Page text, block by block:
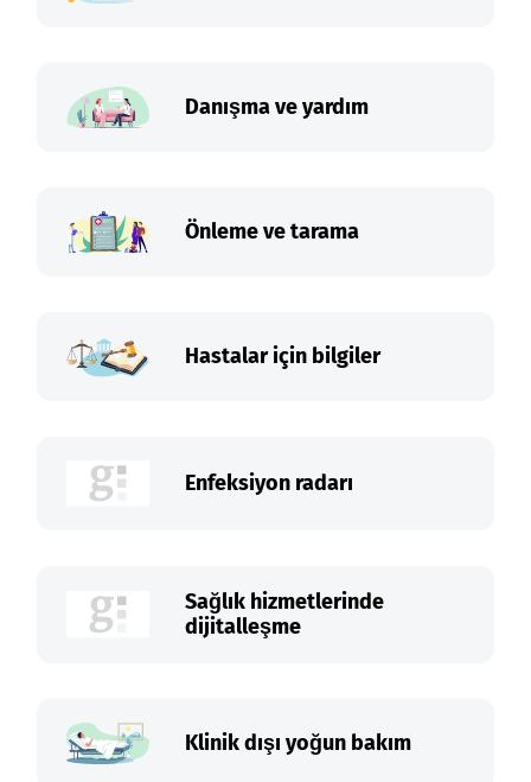
Danışma ve yardım
Önleme ve tarama
Hastalar için bilgiler
Enfeksiyon radarı
Sağlık hizmetlerinde
dijitalleşme
Klinik dışı yoğun bakım